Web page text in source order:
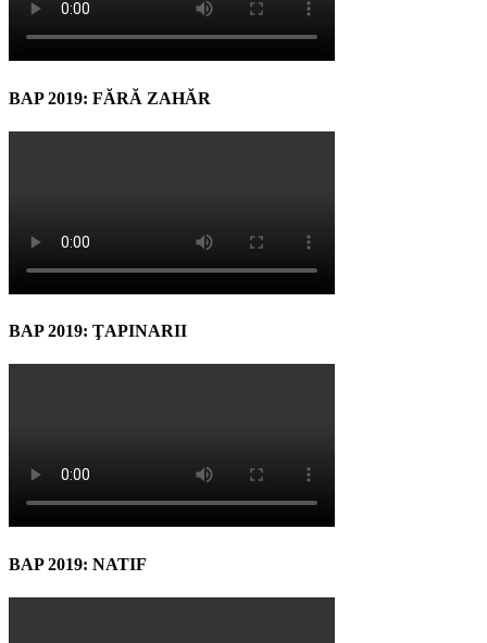
BAP 2019: FĂRĂ ZAHĂR
BAP 2019: ŢAPINARII
BAP 2019: NATIF